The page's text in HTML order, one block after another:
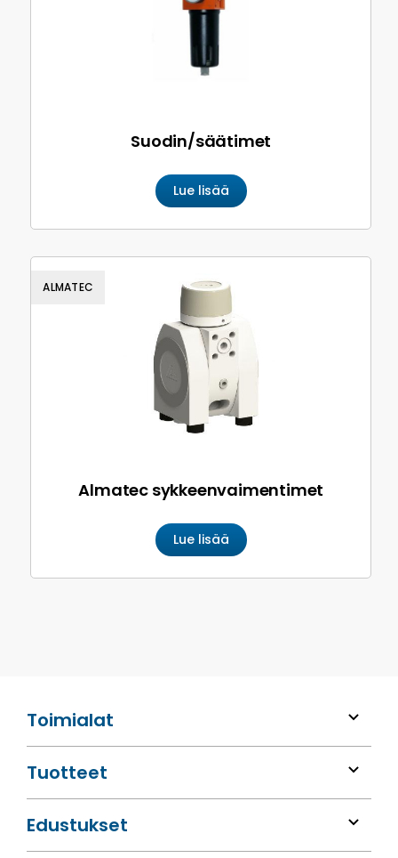
Toimialat
Tuotteet
Edustukset
Suodin/säätimet
Lue lisää
Almatec sykkeen­vaimentimet
Lue lisää
ALMATEC